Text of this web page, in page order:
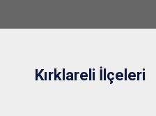
Kırklareli İlçeleri